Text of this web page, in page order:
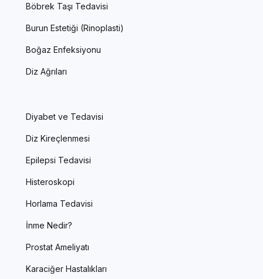
Böbrek Taşı Tedavisi
Burun Estetiği (Rinoplasti)
Boğaz Enfeksiyonu
Diz Ağrıları
Diyabet ve Tedavisi
Diz Kireçlenmesi
Epilepsi Tedavisi
Histeroskopi
Horlama Tedavisi
İnme Nedir?
Prostat Ameliyatı
Karaciğer Hastalıkları